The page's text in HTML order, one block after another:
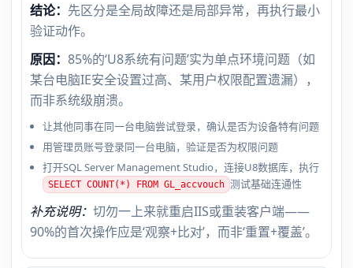
结论： 先区分是全局故障还是局部异常，再执行最小
验证动作。
原因： 85%的‘U8系统有问题’实为单点环境问题（如
某台电脑IE安全设置过高、某用户权限配置遗漏），
而非系统级崩溃。
让其他同事在同一台电脑尝试登录，确认是否为设备特有问题
用管理员账号登录同一台电脑，验证是否为权限问题
打开SQL Server Management Studio，连接U8数据库，执行
SELECT COUNT(*) FROM GL_accvouch 测试基础连通性
补充说明： 切勿一上来就重启IIS或重装客户端——
90%的首次操作应是‘观察+比对’，而非‘重置+覆盖’。